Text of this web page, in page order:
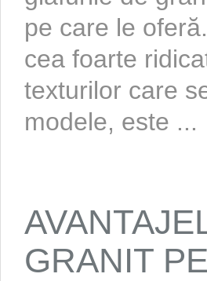
pe care le
cea foarte
texturilor care
modele, este ...
GRANIT